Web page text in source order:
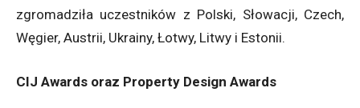
zgromadziła uczestników z Polski, Słowacji, Czech,
Węgier, Austrii, Ukrainy, Łotwy, Litwy i Estonii.
CIJ Awards oraz Property Design Awards